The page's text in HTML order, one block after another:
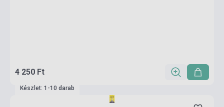
4 250 Ft
Készlet: 1-10 darab